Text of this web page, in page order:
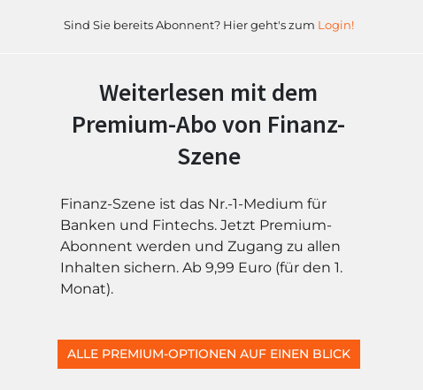
Sind Sie bereits Abonnent? Hier geht's zum Login!
Weiterlesen mit dem
Premium-Abo von Finanz-
Szene
Finanz-Szene ist das Nr.-1-Medium für
Banken und Fintechs. Jetzt Premium-
Abonnent werden und Zugang zu allen
Inhalten sichern. Ab 9,99 Euro (für den 1.
Monat).
ALLE PREMIUM-OPTIONEN AUF EINEN BLICK